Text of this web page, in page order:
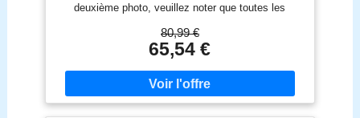
deuxième photo, veuillez noter que toutes les
marge d'erreur de 1 à 3 cm - Siège avec une finition
mate, coussin en similicuir, très confortable et facile
à nettoyer - Pieds en bois massif résistant aux
chocs pour une stabilité accrue - Patins en
plastique aux pieds pour offrir de la stabilité sans
faire de rayures et pour protéger la chaise et le sol
80,99 €
65,54 €